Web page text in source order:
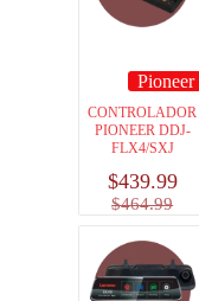
Pioneer
CONTROLADOR
PIONEER DDJ-
FLX4/SXJ
$464.99
$439.99